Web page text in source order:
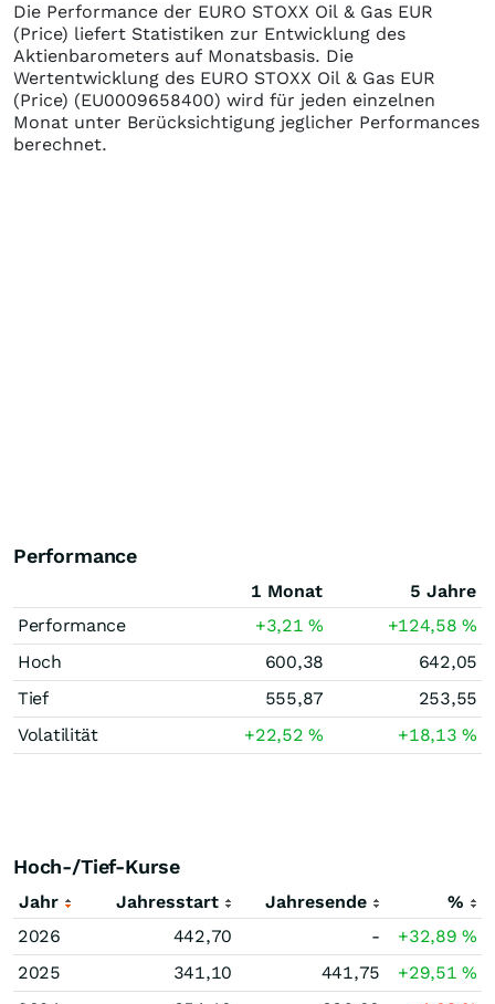
Die Performance der EURO STOXX Oil & Gas EUR
(Price) liefert Statistiken zur Entwicklung des
Aktienbarometers auf Monatsbasis. Die
Wertentwicklung des EURO STOXX Oil & Gas EUR
(Price) (EU0009658400) wird für jeden einzelnen
Monat unter Berücksichtigung jeglicher Performances
berechnet.
Performance
1 Monat
5 Jahre
Performance
+3,21% +124,58%
Hoch
600,38
642,05
Tief
555,87
253,55
Volatilität
+22,52% +18,13%
Hoch-/Tief-Kurse
Jahr Jahresstart Jahresende
%
2026
442,70 - +32,89%
2025
341,10 441,75 +29,51%